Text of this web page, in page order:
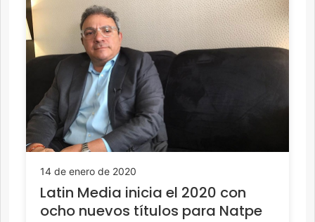
14 de enero de 2020
Latin Media inicia el 2020 con
ocho nuevos títulos para Natpe